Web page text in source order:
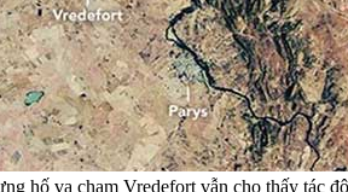
hố va chạm Vredefort vẫn cho thấy tác